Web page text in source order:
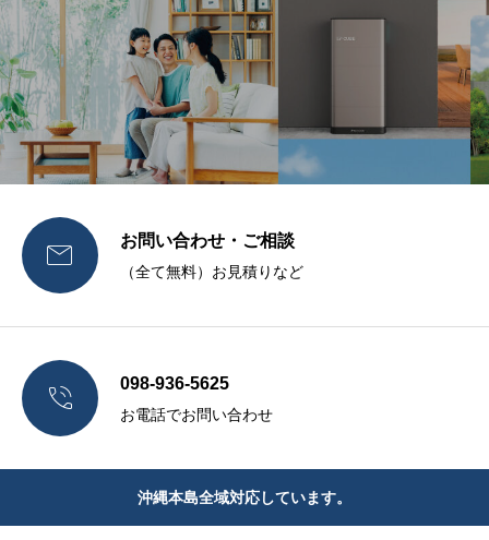
 お問い合わせ・ご相談
（全て無料）お見積りなど
 098-936-5625
お電話でお問い合わせ
沖縄本島全域対応しています。